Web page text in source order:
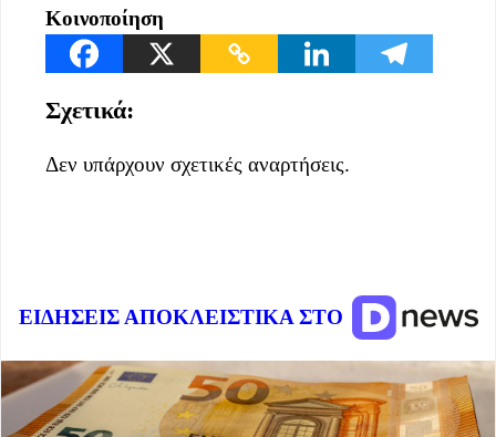
Κοινοποίηση
Σχετικά:
Δεν υπάρχουν σχετικές αναρτήσεις.
ΕΙΔΗΣΕΙΣ ΑΠΟΚΛΕΙΣΤΙΚΑ ΣΤΟ